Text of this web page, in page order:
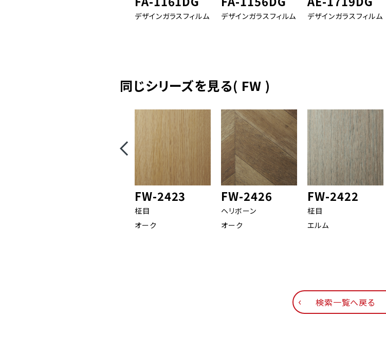
デザインガラスフィルム デザインガラスフィルム デザインガラスフィルム
同じシリーズを見る( FW )
FW-2423
柾目
オーク
FW-2426
ヘリボーン
オーク
FW-2422
柾目
エルム
検索一覧へ戻る